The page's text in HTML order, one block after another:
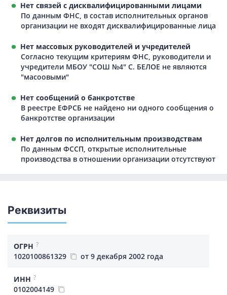
Нет связей с дисквалифицированными лицами
По данным ФНС, в состав исполнительных органов
организации не входят дисквалифицированные лица
Нет массовых руководителей и учредителей
Согласно текущим критериям ФНС, руководители и
учредители МБОУ "СОШ №4" С. БЕЛОЕ не являются
"масоовыми"
Нет сообщений о банкротстве
В реестре ЕФРСБ не найдено ни одного сообщения о
банкротстве организации
Нет долгов по исполнительным производствам
По данным ФССП, открытые исполнительные
производства в отношении организации отсутствуют
Реквизиты
ОГРН ?
1020100861329 от 9 декабря 2002 года
ИНН ?
0102004149